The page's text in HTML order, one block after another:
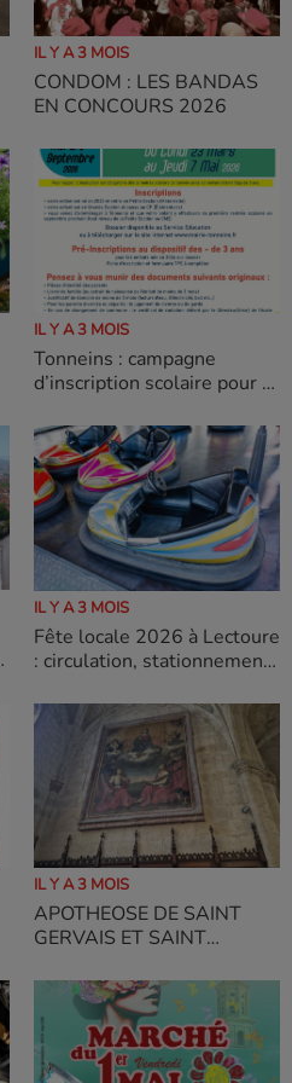
IL Y A 3 MOIS
CONDOM : LES BANDAS
EN CONCOURS 2026
IL Y A 3 MOIS
Tonneins : campagne
d’inscription scolaire pour la
poursuit jusqu’au 7 Mai
2026.
IL Y A 3 MOIS
Fête locale 2026 à Lectoure
: circulation, stationnement,
IL Y A 3 MOIS
APOTHEOSE DE SAINT
GERVAIS ET SAINT